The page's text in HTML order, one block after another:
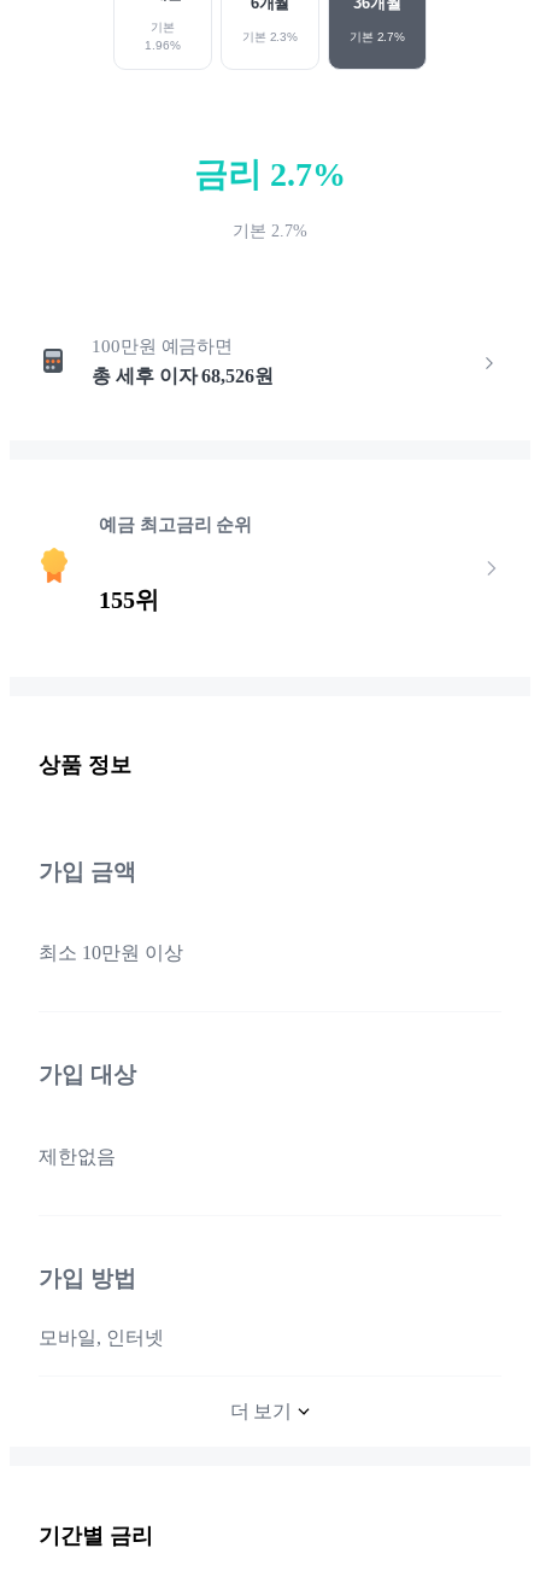
기본
1.96%
기본 2.3% 기본 2.7%
금리 2.7%
기본2.7%
100만원 예금하면
총 세후 이자68,526원
예금 최고금리 순위
155위
상품 정보
가입 금액
최소 10만원 이상
가입 대상
제한없음
가입 방법
모바일, 인터넷
더 보기
기간별 금리